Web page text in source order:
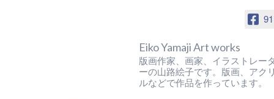
91
Eiko Yamaji Art works
版画作家、画家、イラストレー
ーの山路絵子です。版画、アク
ルなどで作品を作っています。